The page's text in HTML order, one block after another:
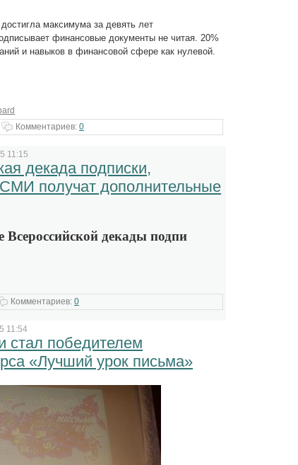
максимума за девять лет
финансовые документы не читая. 20%
и навыков в финансовой сфере как нулевой.
Комментариев: 0
11:15
декада подписки,
получат дополнительные
Всероссийской декады подпи
Комментариев: 0
11:54
стал победителем
«Лучший урок письма»